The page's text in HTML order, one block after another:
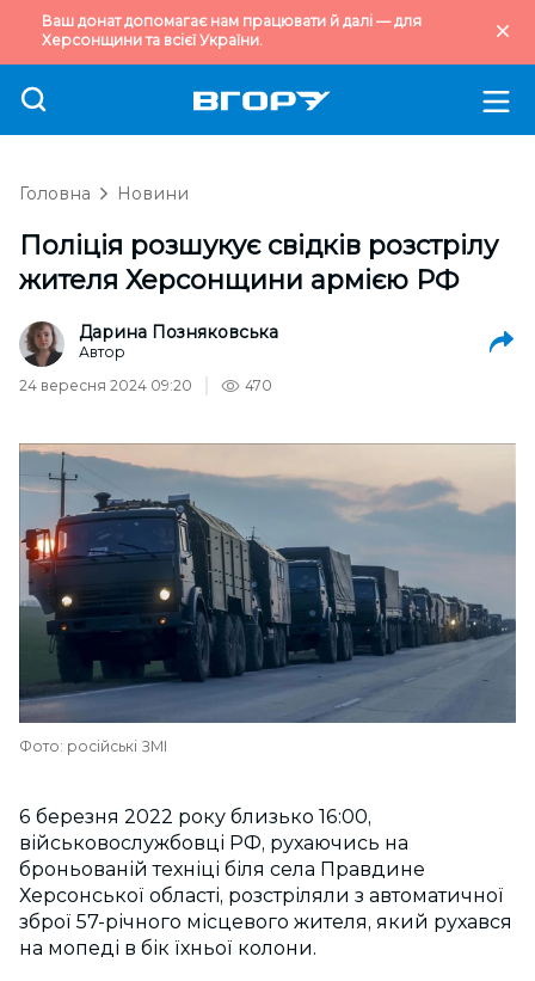
Ваш донат допомагає нам працювати й далі — для
Херсонщини та всієї України.
Головна Новини
Поліція розшукує свідків розстрілу
жителя Херсонщини армією РФ
Дарина Позняковська
Автор
24 вересня 2024 09:20
470
Фото: російські ЗМІ
6 березня 2022 року близько 16:00,
військовослужбовці РФ, рухаючись на
броньованій техніці біля села Правдине
Херсонської області, розстріляли з автоматичної
зброї 57-річного місцевого жителя, який рухався
на мопеді в бік їхньої колони.